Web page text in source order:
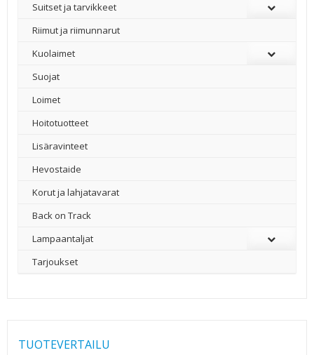
Suitset ja tarvikkeet
Riimut ja riimunnarut
Kuolaimet
Suojat
Loimet
Hoitotuotteet
Lisäravinteet
Hevostaide
Korut ja lahjatavarat
Back on Track
Lampaantaljat
Tarjoukset
TUOTEVERTAILU